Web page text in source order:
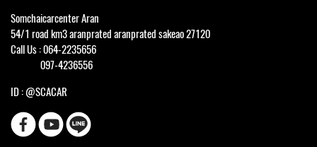
Somchaicarcenter Aran
54/1 road km3 aranprated aranprated sakeao 27120
Call Us : 064-2235656
097-4236556
ID : @SCACAR